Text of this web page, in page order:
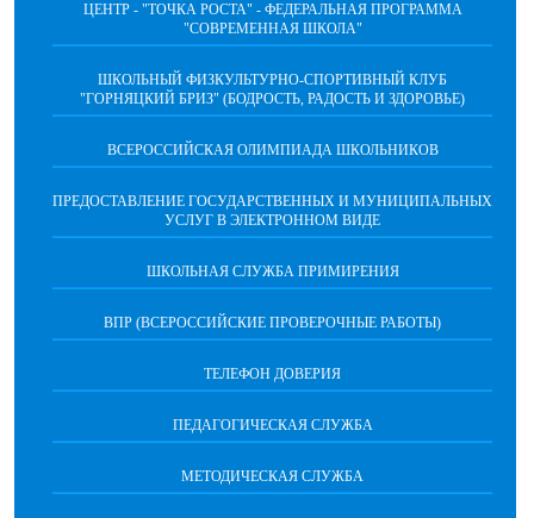
ЦЕНТР - "ТОЧКА РОСТА" - ФЕДЕРАЛЬНАЯ ПРОГРАММА
"СОВРЕМЕННАЯ ШКОЛА"
ШКОЛЬНЫЙ ФИЗКУЛЬТУРНО-СПОРТИВНЫЙ КЛУБ
"ГОРНЯЦКИЙ БРИЗ" (БОДРОСТЬ, РАДОСТЬ И ЗДОРОВЬЕ)
ВСЕРОССИЙСКАЯ ОЛИМПИАДА ШКОЛЬНИКОВ
ПРЕДОСТАВЛЕНИЕ ГОСУДАРСТВЕННЫХ И МУНИЦИПАЛЬНЫХ
УСЛУГ В ЭЛЕКТРОННОМ ВИДЕ
ШКОЛЬНАЯ СЛУЖБА ПРИМИРЕНИЯ
ВПР (ВСЕРОССИЙСКИЕ ПРОВЕРОЧНЫЕ РАБОТЫ)
ТЕЛЕФОН ДОВЕРИЯ
ПЕДАГОГИЧЕСКАЯ СЛУЖБА
МЕТОДИЧЕСКАЯ СЛУЖБА